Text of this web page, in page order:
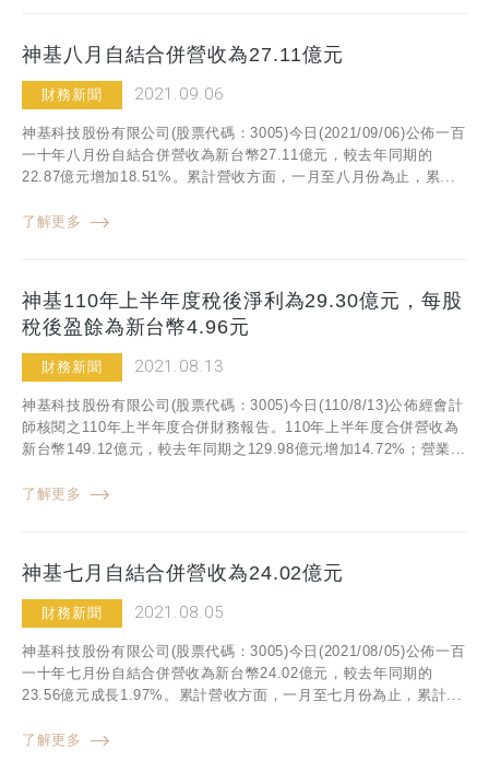
神基八月自結合併營收為27.11億元
財務新聞 2021.09.06
神基科技股份有限公司(股票代碼：3005)今日(2021/09/06)公佈一百
一十年八月份自結合併營收為新台幣27.11億元，較去年同期的
22.87億元增加18.51%。累計營收方面，一月至八月份為止，累...
了解更多
神基110年上半年度稅後淨利為29.30億元，每股
稅後盈餘為新台幣4.96元
財務新聞 2021.08.13
神基科技股份有限公司(股票代碼：3005)今日(110/8/13)公佈經會計
師核閱之110年上半年度合併財務報告。110年上半年度合併營收為
新台幣149.12億元，較去年同期之129.98億元增加14.72%；營業...
了解更多
神基七月自結合併營收為24.02億元
財務新聞 2021.08.05
神基科技股份有限公司(股票代碼：3005)今日(2021/08/05)公佈一百
一十年七月份自結合併營收為新台幣24.02億元，較去年同期的
23.56億元成長1.97%。累計營收方面，一月至七月份為止，累計...
了解更多